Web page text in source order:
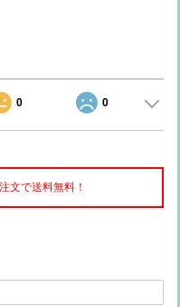
0 0
文で送料無料！